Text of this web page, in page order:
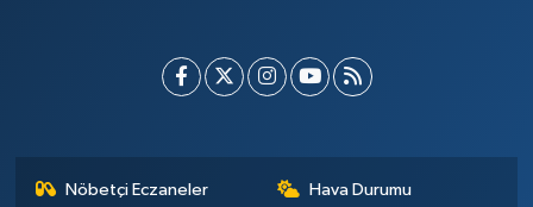
Nöbetçi Eczaneler Hava Durumu